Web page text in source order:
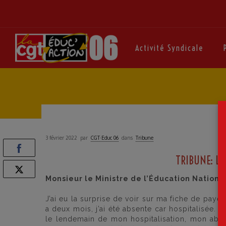
Activité Syndicale
3 février 2022 par CGT·Educ 06 dans Tribune
TRIBUNE:
Monsieur le Ministre de l’Éducation
J’ai eu la surprise de voir sur ma fiche de
a deux mois, j’ai été absente car hospitalisée.
le lendemain de mon hospitalisation, mon